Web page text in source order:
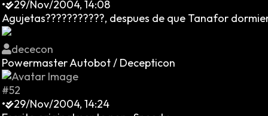
•
29/Nov/2004, 14:08
Agujetas???????????, despues de que Tanafor
dececon
Powermaster Autobot / Decepticon
#52
•
29/Nov/2004, 14:24